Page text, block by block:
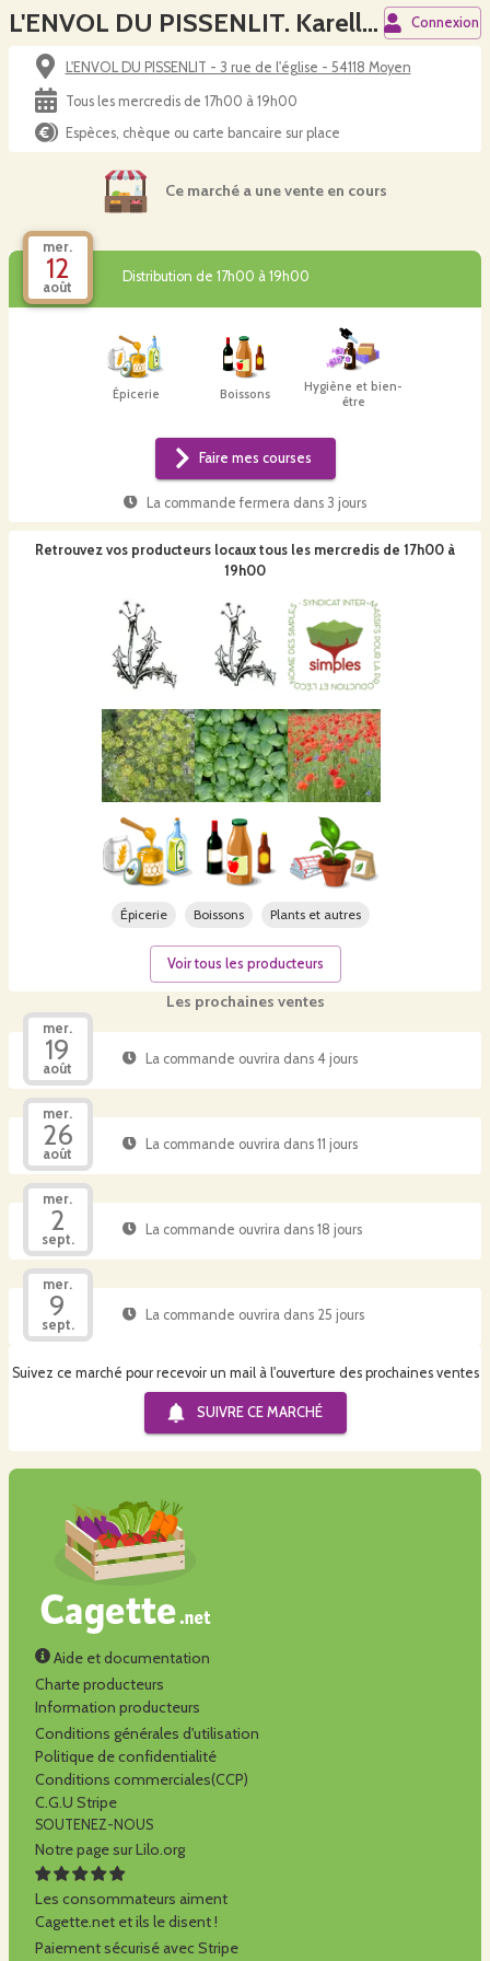
L'ENVOL DU PISSENLIT. Karelle Arnould Connexion
L'ENVOL DU PISSENLIT - 3 rue de l'église - 54118 Moyen
Tous les mercredis de 17h00 à 19h00
Espèces, chèque ou carte bancaire sur place
Ce marché a une vente en cours
mer.
12
août
Distribution de 17h00 à 19h00
Épicerie Boissons
Hygiène et bien-
être
Faire mes courses
La commande fermera dans 3 jours
Les prochaines ventes
mer.
19
août
La commande ouvrira dans 4 jours
mer.
26
août
La commande ouvrira dans 11 jours
mer.
2
sept.
La commande ouvrira dans 18 jours
mer.
9
sept.
La commande ouvrira dans 25 jours
Suivez ce marché pour recevoir un mail à l'ouverture des prochaines ventes
SUIVRE CE MARCHÉ
Retrouvez vos producteurs locaux tous les mercredis de 17h00 à
19h00
Épicerie Boissons Plants et autres
Voir tous les producteurs
Aide et documentation
Charte producteurs
Information producteurs
Conditions générales d'utilisation
Politique de confidentialité
Conditions commerciales(CCP)
C.G.U Stripe
SOUTENEZ-NOUS
Notre page sur Lilo.org
Les consommateurs aiment
Cagette.net et ils le disent !
Paiement sécurisé avec Stripe